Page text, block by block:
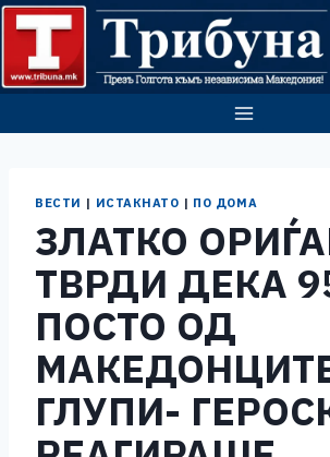
Skip
content
ВЕСТИ | ИСТАКНАТО | ПО ДОМА
ЗЛАТКО
ТВРДИ ДЕКА
ПОСТО ОД
ГЛУПИ-